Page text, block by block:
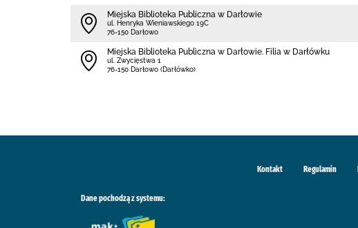
Miejska Biblioteka Publiczna w Darłowie
ul. Henryka Wieniawskiego 19C
76-150 Darłowo
Miejska Biblioteka Publiczna w Darłowie. Filia w Darłówku
ul. Zwycięstwa 1
76-150 Darłowo (Darłówko)
Kontakt Regulamin
Dane pochodzą z systemu: